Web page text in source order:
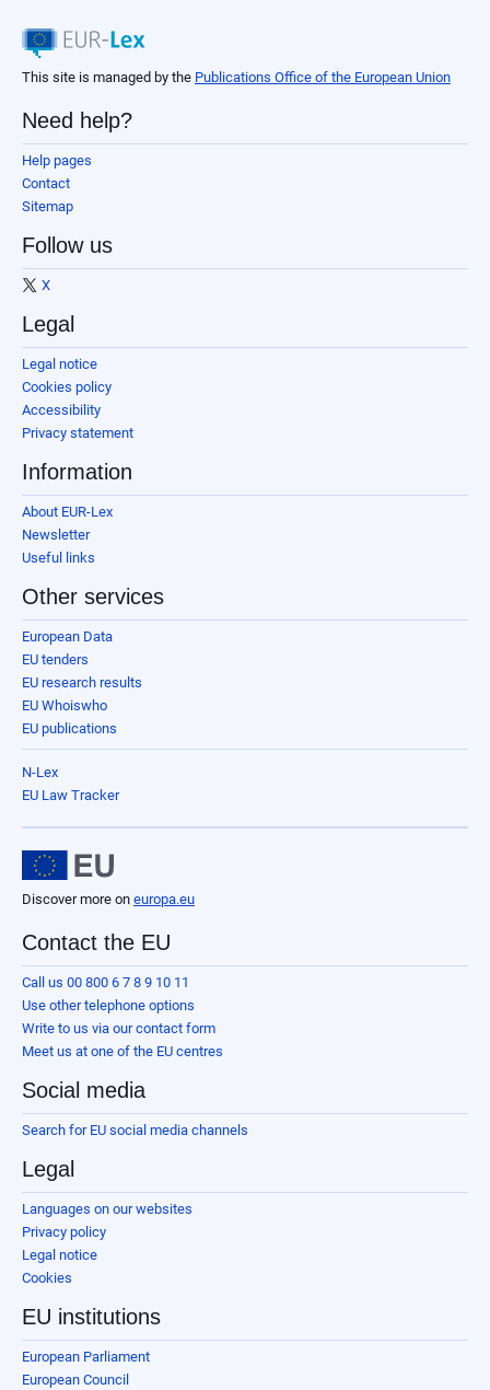
This site is managed by the Publications Office of the European Union
Need help?
Help pages
Contact
Sitemap
Follow us
X
Legal
Legal notice
Cookies policy
Accessibility
Privacy statement
Information
About EUR-Lex
Newsletter
Useful links
Other services
European Data
EU tenders
EU research results
EU Whoiswho
EU publications
N-Lex
EU Law Tracker
Discover more on europa.eu
Contact the EU
Call us 00 800 6 7 8 9 10 11
Use other telephone options
Write to us via our contact form
Meet us at one of the EU centres
Social media
Search for EU social media channels
Legal
Languages on our websites
Privacy policy
Legal notice
Cookies
EU institutions
European Parliament
European Council